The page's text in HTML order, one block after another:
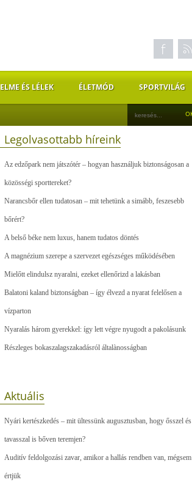
ELME ÉS LÉLEK ÉLETMÓD SPORTVILÁG
Legolvasottabb híreink
Az edzőpark nem játszótér – hogyan használjuk biztonságosan a
közösségi sporttereket?
Narancsbőr ellen tudatosan – mit tehetünk a simább, feszesebb
bőrért?
A belső béke nem luxus, hanem tudatos döntés
A magnézium szerepe a szervezet egészséges működésében
Mielőtt elindulsz nyaralni, ezeket ellenőrizd a lakásban
Balatoni kaland biztonságban – így élvezd a nyarat felelősen a
vízparton
Nyaralás három gyerekkel: így lett végre nyugodt a pakolásunk
Részleges bokaszalagszakadásról általànosságban
Aktuális
Nyári kertészkedés – mit ültessünk augusztusban, hogy ősszel és
tavasszal is bőven teremjen?
Auditív feldolgozási zavar, amikor a hallás rendben van, mégsem
értjük